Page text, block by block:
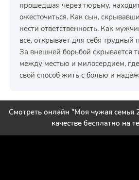
прошедшая через тюрьму,
ожесточиться. Как сын,
нести ответственность. Как
все, открывает для себя трудный
За внешней борьбой скрывается
между местью и милосердием,
свой способ жить с болью и
Смотреть онлайн "Моя чужая семья
качестве бесплатно на